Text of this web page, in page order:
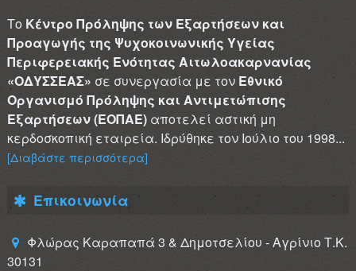
Το Κέντρο Πρόληψης των Εξαρτήσεων και
Προαγωγής της Ψυχοκοινωνικής Υγείας
Περιφερειακής Ενότητας Αιτωλοακαρνανίας
«ΟΔΥΣΣΕΑΣ» σε συνεργασία με τον Εθνικό
Οργανισμό Πρόληψης και Αντιμετώπισης
Εξαρτήσεων (ΕΟΠΑΕ)αποτελεί αστική μη
κερδοσκοπική εταιρεία. Ιδρύθηκε τον Ιούλιο του 1998...
[Διαβάστε περισσότερα]
Επικοινωνία
Φλώρας Καραπαπά 3 & Δημοτσελίου - Αγρίνιο Τ.Κ.
30131